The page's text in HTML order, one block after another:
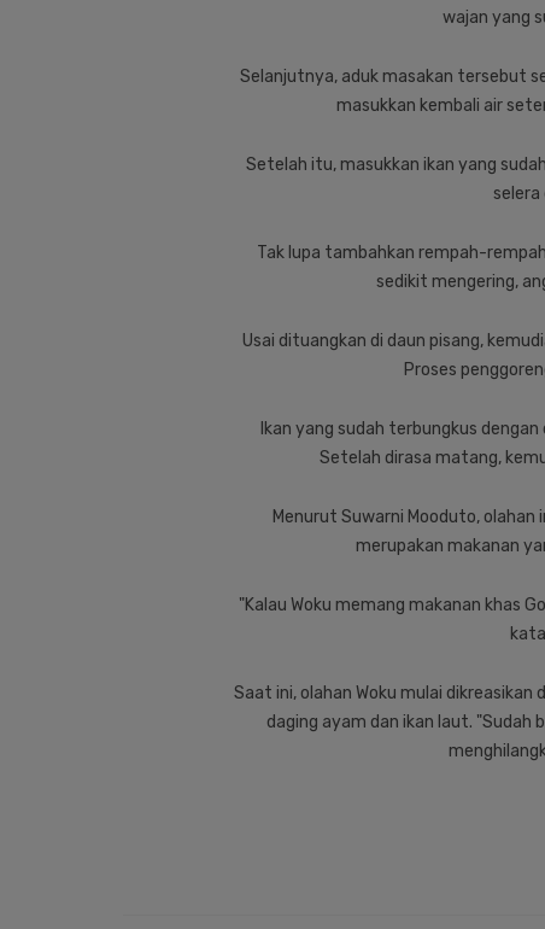
wajan yang
Selanjutnya, aduk masakan tersebut
masukkan kembali air
Setelah itu, masukkan ikan yang
selera
Tak lupa tambahkan rempah-
sedikit mengering,
Usai dituangkan di daun pisang,
Proses
Ikan yang sudah terbungkus
Setelah dirasa matang,
Menurut Suwarni Mooduto,
merupakan makanan
"Kalau Woku memang makanan khas
Saat ini, olahan Woku mulai dikreasikan
daging ayam dan ikan laut. "Sudah